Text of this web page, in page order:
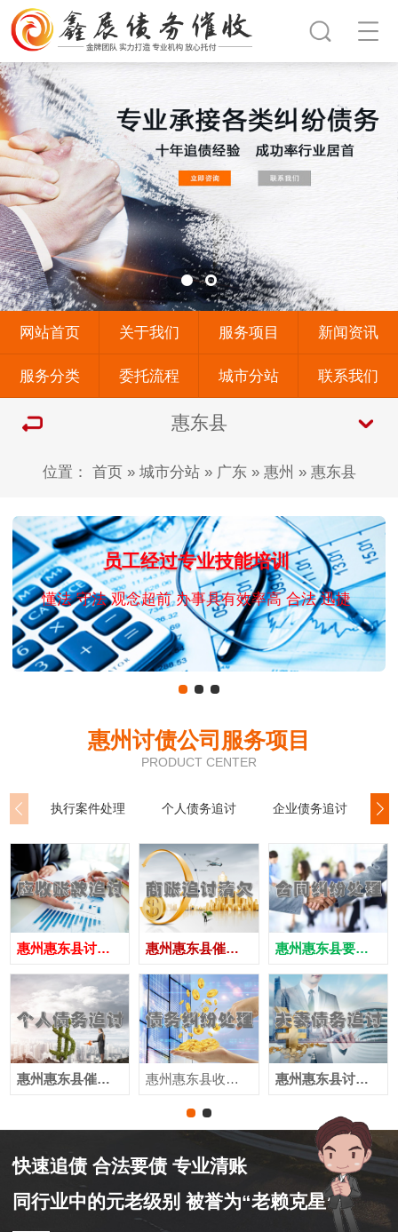
网站首页 关于我们 服务项目 新闻资讯
服务分类 委托流程 城市分站 联系我们
惠东县
位置： 首页» 城市分站» 广东» 惠州 » 惠东县
员工经过专业技能培训
懂法 守法 观念超前 办事具有效率高 合法 迅捷
惠州讨债公司服务项目
PRODUCT CENTER
执行案件处理 个人债务追讨 企业债务追讨
惠州惠东县讨债公司
惠州惠东县催收公司
惠州惠东县催债公司
惠州惠东县收账公司
惠州惠东县要账公司
惠州惠东县讨账公司
快速追债 合法要债 专业清账
同行业中的元老级别 被誉为“老赖克星”